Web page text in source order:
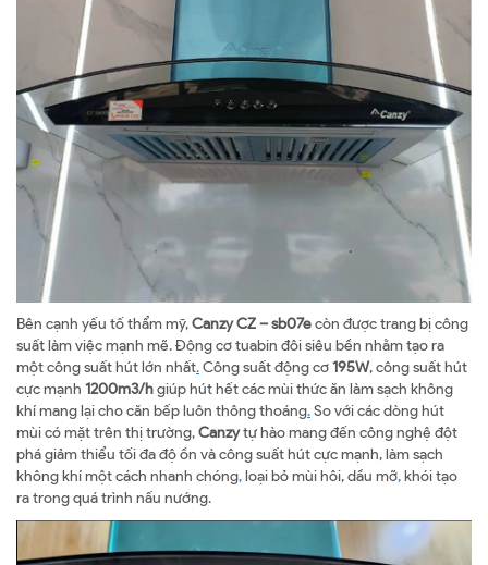
Bên cạnh yếu tố thẩm mỹ,Canzy CZ – sb07ecòn được trang bị công
suất làm việc mạnh mẽ. Động cơ tuabin đôi siêu bền nhằm tạo ra
một công suất hút lớn nhất.Công suất động cơ195W, công suất hút
cực mạnh 1200m3/hgiúp hút hết các mùi thức ăn làm sạch không
khí mang lại cho căn bếp luôn thông thoáng.So với các dòng hút
mùi có mặt trên thị trường,Canzytự hào mang đến công nghệ đột
phá giảm thiểu tối đa độ ồn và công suất hút cực mạnh, làm sạch
không khí một cách nhanh chóng,loại bỏ mùi hôi, dầu mỡ,khói tạo
ra trong quá trình nấu nướng.